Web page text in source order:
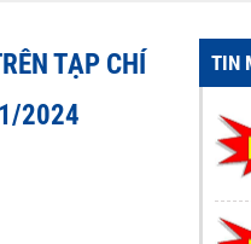
TẠP CHÍ
1/2024
TIN